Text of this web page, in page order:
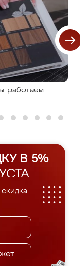
работаем
В 5%
скидка